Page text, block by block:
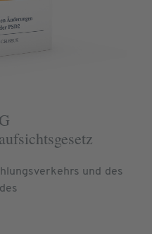
und des